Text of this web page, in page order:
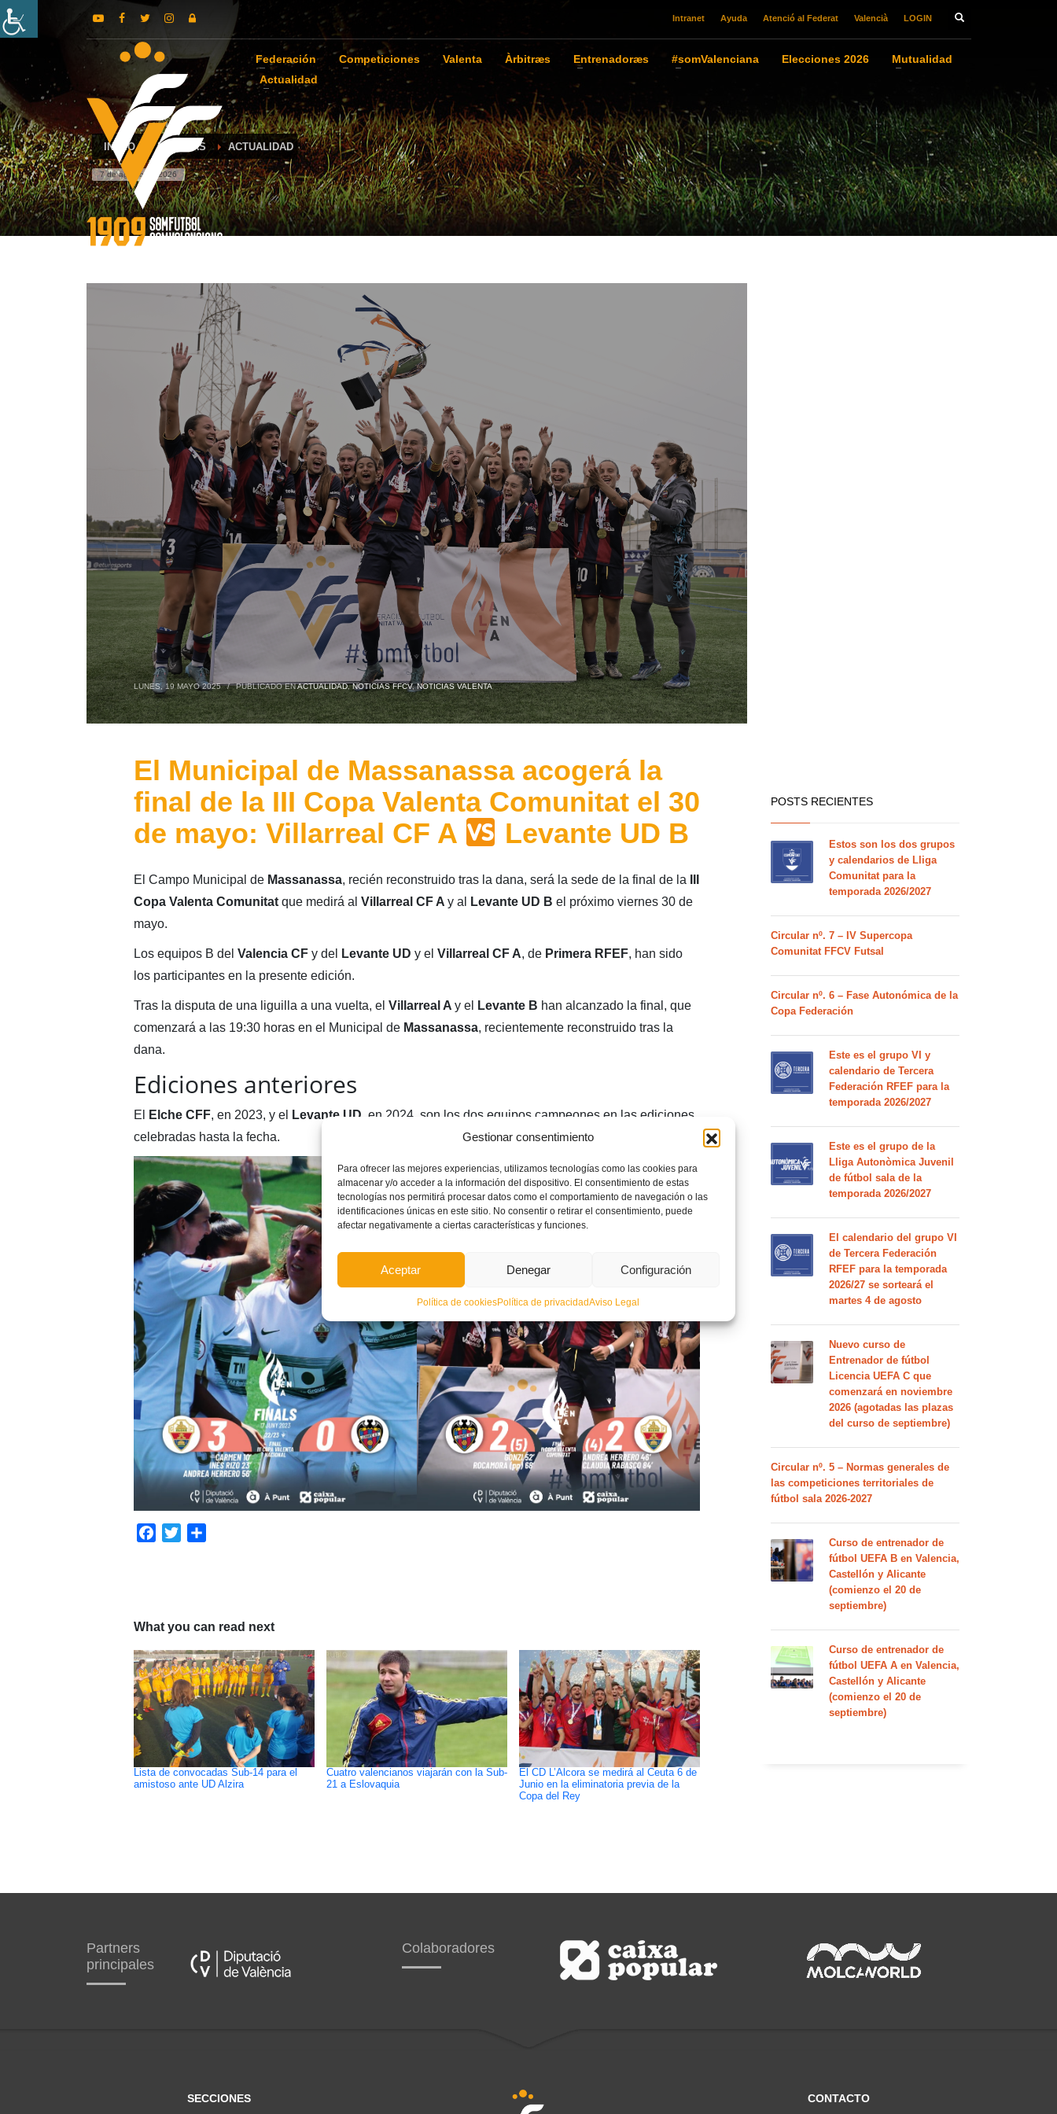
Gestionar consentimiento
Para ofrecer las mejores experiencias, utilizamos tecnologías como las cookies para
almacenar y/o acceder a la información del dispositivo. El consentimiento de estas
tecnologías nos permitirá procesar datos como el comportamiento de navegación o las
identificaciones únicas en este sitio. No consentir o retirar el consentimiento, puede
afectar negativamente a ciertas características y funciones.
Aceptar Denegar Configuración
Política de cookiesPolítica de privacidadAviso Legal
Intranet Ayuda Atenció al Federat Valencià LOGIN
Federación Competiciones Valenta Àrbitræs Entrenadoræs #somValenciana Elecciones 2026
Mutualidad
Actualidad
INICIO NOTICIAS ACTUALIDAD
7 de agosto de 2026
LUNES, 19 MAYO 2025 / PUBLICADO ENACTUALIDAD,NOTICIAS FFCV,NOTICIAS VALENTA
El Municipal de Massanassa acogerá la
final de la III Copa Valenta Comunitat el 30
de mayo: Villarreal CF A
Levante UD B
El Campo Municipal de Massanassa, recién reconstruido tras la dana, será la sede de la final de la
Copa Valenta Comunitatque medirá al Villarreal CF A y al Levante UD B el próximo viernes 30 de
mayo.
Los equipos B del Valencia CFy del Levante UD y el Villarreal CF A, dePrimera RFEF, han sido
los participantes en la presente edición.
Tras la disputa de una liguilla a una vuelta, el Villarreal A y el Levante B han alcanzado la final, que
comenzará a las 19:30 horas en el Municipal de Massanassa, recientemente reconstruido tras la
dana.
Ediciones anteriores
El Elche CFF, en 2023, y el Levante UD , en 2024, son los dos equipos campeones en las ediciones
celebradas hasta la fecha.
Facebook
Twitter
What you can read next
Lista de convocadas Sub-14 para el
amistoso ante UD Alzira
Cuatro valencianos viajarán con la Sub-
21 a Eslovaquia
El CD L’Alcora se medirá al Ceuta 6 de
Junio en la eliminatoria previa de la
Copa del Rey
POSTS RECIENTES
Estos son los dos grupos
y calendarios de Lliga
Comunitat para la
temporada 2026/2027
Circular nº. 7 – IV Supercopa
Comunitat FFCV Futsal
Circular nº. 6 – Fase Autonómica de la
Copa Federación
Este es el grupo VI y
calendario de Tercera
Federación RFEF para la
temporada 2026/2027
Este es el grupo de la
Lliga Autonòmica Juvenil
de fútbol sala de la
temporada 2026/2027
El calendario del grupo VI
de Tercera Federación
RFEF para la temporada
2026/27 se sorteará el
martes 4 de agosto
Nuevo curso de
Entrenador de fútbol
Licencia UEFA C que
comenzará en noviembre
2026 (agotadas las plazas
del curso de septiembre)
Circular nº. 5 – Normas generales de
las competiciones territoriales de
fútbol sala 2026-2027
Curso de entrenador de
fútbol UEFA B en Valencia,
Castellón y Alicante
(comienzo el 20 de
septiembre)
Curso de entrenador de
fútbol UEFA A en Valencia,
Castellón y Alicante
(comienzo el 20 de
septiembre)
Partners
principales
Colaboradores
SECCIONES CONTACTO